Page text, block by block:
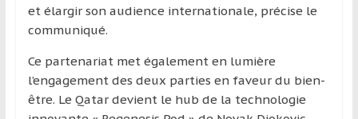
et élargir son audience internationale, précise le
communiqué.
Ce partenariat met également en lumière
l’engagement des deux parties en faveur du bien-
être. Le Qatar devient le hub de la technologie